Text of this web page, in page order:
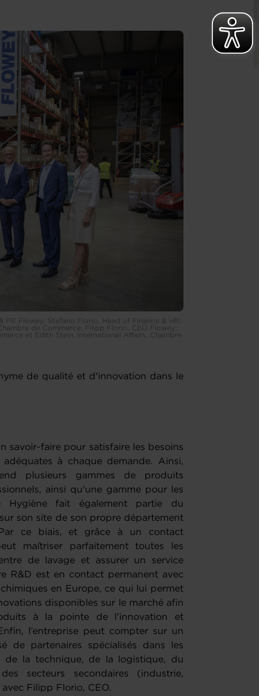
PR Flowey; Stefano Florio, Head of Finance & HR;
de Commerce; Filipp Florio, CEO Flowey;
et Edith Stein, International Affairs, Chambre
de qualité et d'innovation dans le
savoir-faire pour satisfaire les besoins
à chaque demande. Ainsi,
plusieurs gammes de produits
ainsi qu'une gamme pour les
Hygiène fait également partie du
son site de son propre département
Par ce biais, et grâce à un contact
maîtriser parfaitement toutes les
de lavage et assurer un service
R&D est en contact permanent avec
en Europe, ce qui lui permet
disponibles sur le marché afin
à la pointe de l'innovation et
l’entreprise peut compter sur un
de partenaires spécialisés dans les
de la technique, de la logistique, du
secteurs secondaires (industrie,
Filipp Florio, CEO.